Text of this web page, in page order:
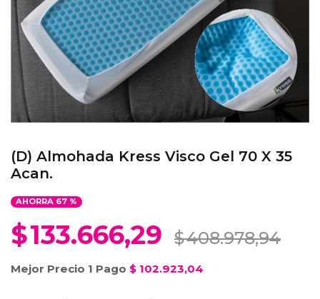
(D) Almohada Kress Visco Gel 70 X 35
Acan.
AHORRA 67%
$133.666,29 $408.978,94
Mejor Precio 1 Pago $ 102.923,04